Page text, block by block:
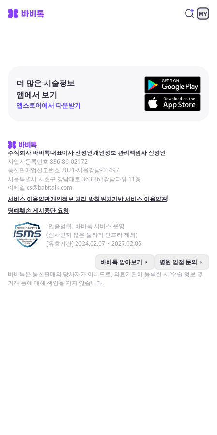
더 많은 시술정보
앱에서 보기
앱스토어에서 다운받기
주식회사 바비톡대표이사 신정인개인정보 관리책임자 신정인
사업자등록번호 836-86-02172
통신판매업신고번호 2021-서울강남-03497
서울특별시 서초구 강남대로 363 363강남타워 11층
이메일 cs@babitalk.com
서비스 이용약관개인정보 처리 방침위치기반 서비스 이용약관
명예훼손 게시중단 요청
[인증범위] 바비톡 서비스 운영
(심사받지 않은 물리적 인프라 제외)
[유효기간] 2024.02.07 ~ 2027.02.06
바비톡 알아보기 arrow_right 병원 입점 문의 arrow_right
바비톡은 통신판매의 당사자가 아니므로, 의료기관이 등록한 시/수술 정보 및
거래 등에 대해 책임을 지지 않습니다.